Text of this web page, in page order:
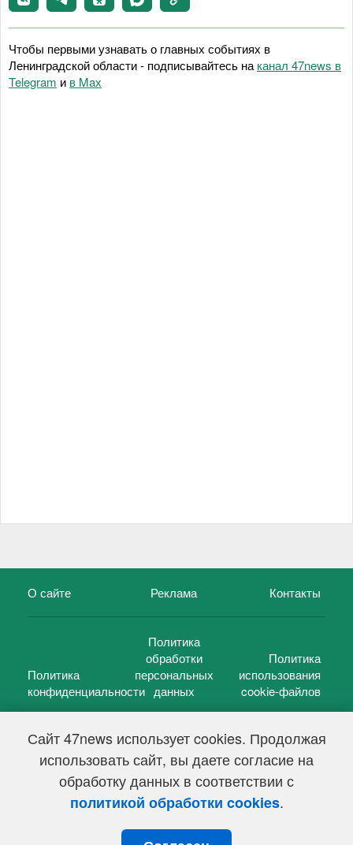
Сайт 47news использует cookies. Продолжая
использовать сайт, вы даете согласие на
обработку данных в соответствии с
политикой обработки cookies.
Чтобы первыми узнавать о главных событиях в
Ленинградской области - подписывайтесь на канал 47news в
Telegram и в Maх
О сайте Реклама Контакты
Политика
конфиденциальности
Политика
обработки
персональных
данных
Политика
использования
cookie-файлов
47 новостей (47 news)2005 — 2026 г.
Свидетельство о регистрации СМИ Эл № ФС 77-39848, выдано
Федеральной службой по надзору в сфере связи,
информационных технологий и массовых коммуникаций